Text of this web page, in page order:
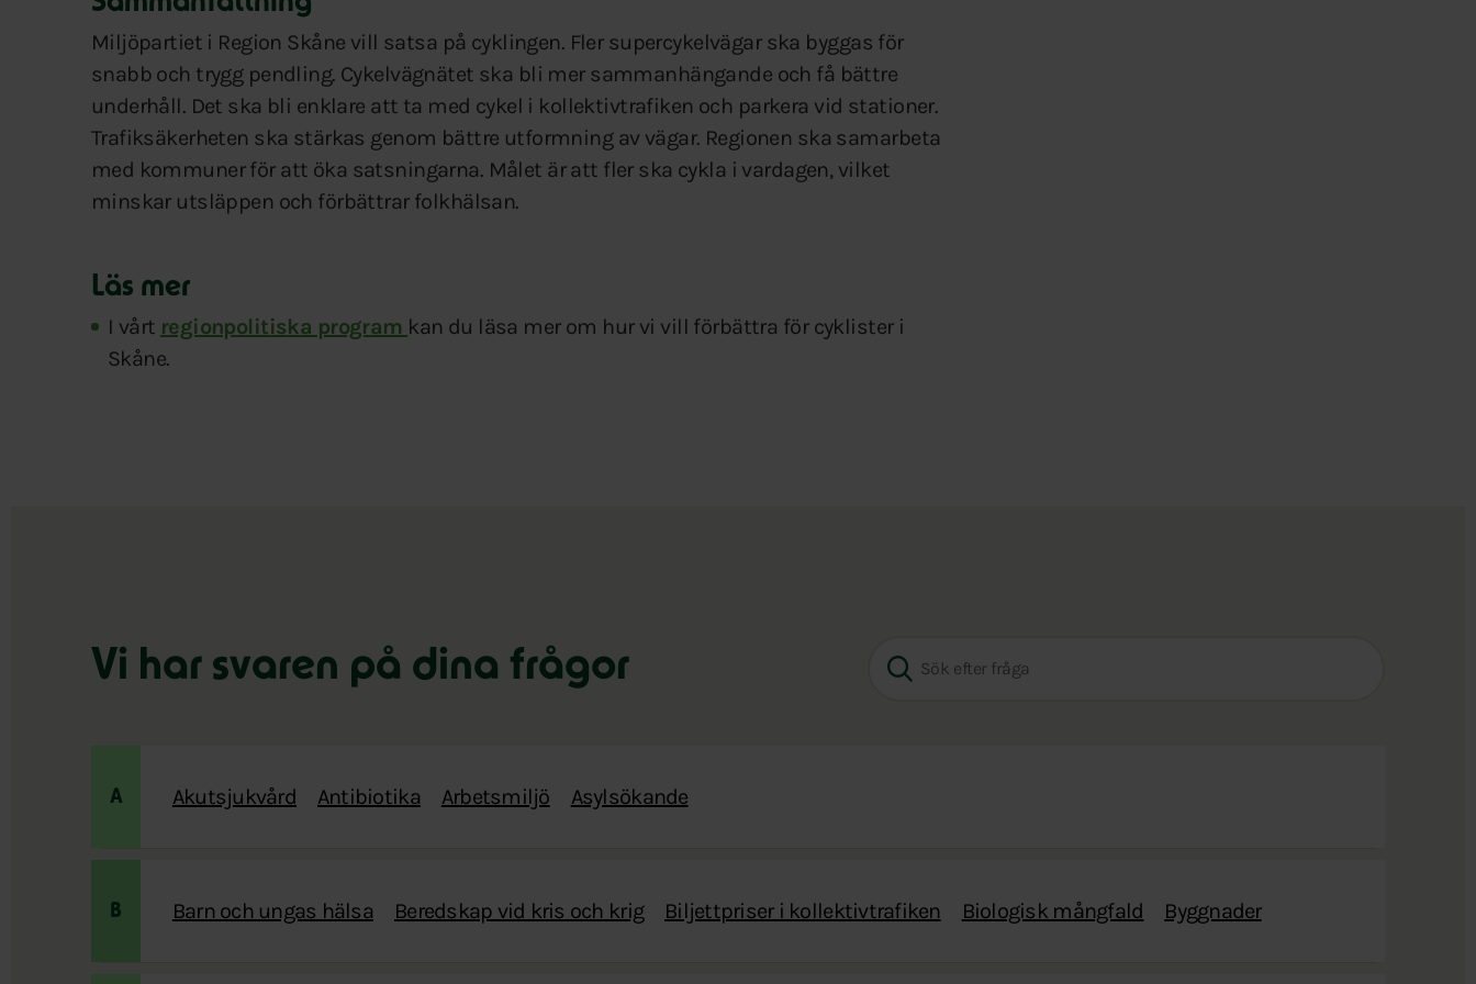
Miljöpartiet i Region Skåne vill satsa på cyklingen. Fler supercykelvägar ska byggas för
snabb och trygg pendling. Cykelvägnätet ska bli mer sammanhängande och få bättre
underhåll. Det ska bli enklare att ta med cykel i kollektivtrafiken och parkera vid stationer.
Trafiksäkerheten ska stärkas genom bättre utformning av vägar. Regionen ska samarbeta
med kommuner för att öka satsningarna. Målet är att fler ska cykla i vardagen, vilket
minskar utsläppen och förbättrar folkhälsan.
Läs mer
I vårt regionpolitiska program kan du läsa mer om hur vi vill förbättra för cyklister i
Skåne.
Vi har svaren på dina frågor
A Akutsjukvård Antibiotika Arbetsmiljö Asylsökande
B Barn och ungas hälsa Beredskap vid kris och krig Biljettpriser i kollektivtrafiken Biologisk mångfald Byggnader